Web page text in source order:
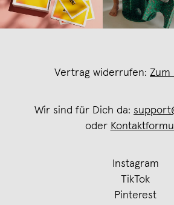
Vertrag widerrufen: Zum
Wir sind für Dich da:
oder
Instagram
TikTok
Pinterest